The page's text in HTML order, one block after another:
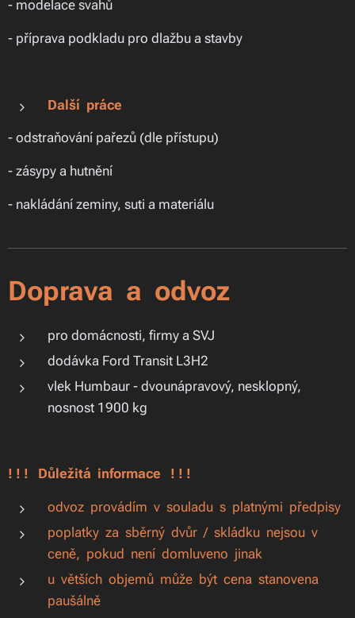
- modelace svahů
- příprava podkladu pro dlažbu a stavby
Další práce
- odstraňování pařezů (dle přístupu)
- zásypy a hutnění
- nakládání zeminy, suti a materiálu
Doprava a odvoz
pro domácnosti, firmy a SVJ
dodávka Ford Transit L3H2
vlek Humbaur - dvounápravový, nesklopný,
nosnost 1900 kg
! ! ! Důležitá informace ! ! !
odvoz provádím v souladu s platnými předpisy
poplatky za sběrný dvůr / skládku nejsou v
ceně, pokud není domluveno jinak
u větších objemů může být cena stanovena
paušálně